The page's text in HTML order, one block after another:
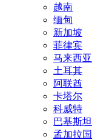
越南
缅甸
新加坡
菲律宾
马来西亚
土耳其
阿联酋
卡塔尔
科威特
巴基斯坦
孟加拉国